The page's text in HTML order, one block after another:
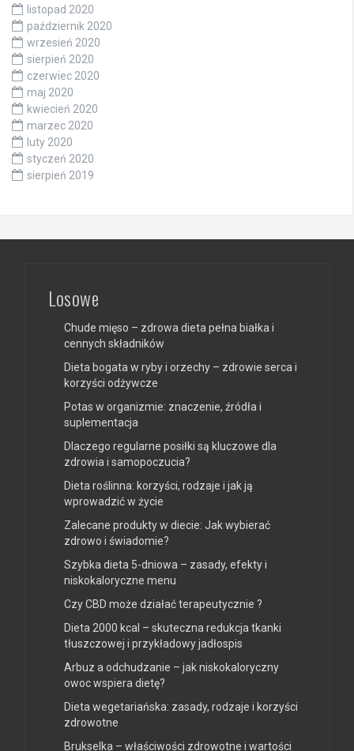
listopad 2020
październik 2020
wrzesień 2020
sierpień 2020
czerwiec 2020
maj 2020
kwiecień 2020
marzec 2020
luty 2020
styczeń 2020
sierpień 2019
Losowe
Chude mięso – zdrowa dieta pełna białka i
cennych składników
Dieta bogata w ryby i orzechy – zdrowie serca i
korzyści odżywcze
Potas w organizmie: znaczenie, źródła i
suplementacja
Dlaczego regularne posiłki są kluczowe dla
zdrowia i samopoczucia?
Dieta roślinna: korzyści, rodzaje i jak ją
wprowadzić w życie
Zalecane produkty w diecie: Jak wybierać
zdrowo i świadomie?
Szybka dieta 5-dniowa – zasady, efekty i
niskokaloryczne menu
Czy CBD może działać terapeutycznie ?
Dieta 2000 kcal – skuteczna redukcja tkanki
tłuszczowej i przykładowy jadłospis
Arbuz a odchudzanie – jak niskokaloryczny
owoc wspiera dietę?
Dieta wegetariańska: zasady, rodzaje i korzyści
zdrowotne
Brukselka – właściwości zdrowotne i wartości